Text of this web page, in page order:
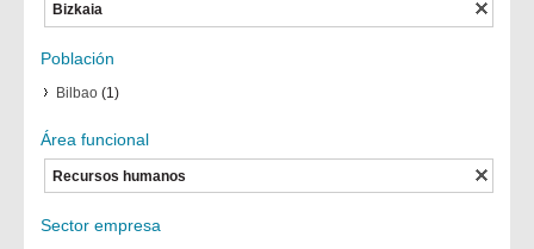
Bizkaia
Población
Bilbao(1)
Área funcional
Recursos humanos
Sector empresa